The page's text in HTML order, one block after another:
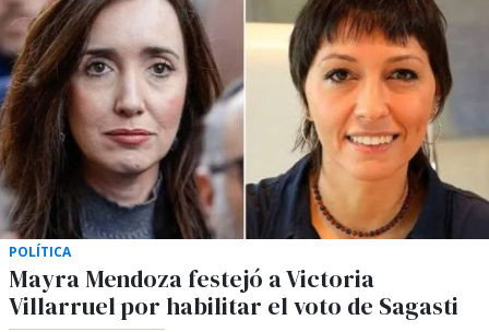
POLÍTICA
Mayra Mendoza festejó a Victoria
Villarruel por habilitar el voto de Sagasti